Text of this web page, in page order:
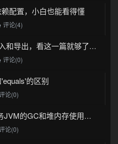
配置，小白也能看得懂
评论(4)
Java实现Excel导入和导出，看这一篇就够了(珍藏版)
评论(0)
的区别
论(0)
Linux查看某个服务JVM的GC和堆内存使用情况
论(0)